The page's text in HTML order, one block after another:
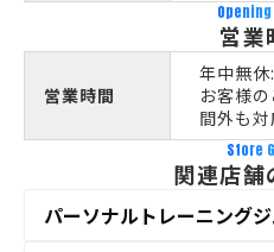
営業
営業時間
年中無
お客様
間外も対
Store
関連店舗
パーソナルトレーニング